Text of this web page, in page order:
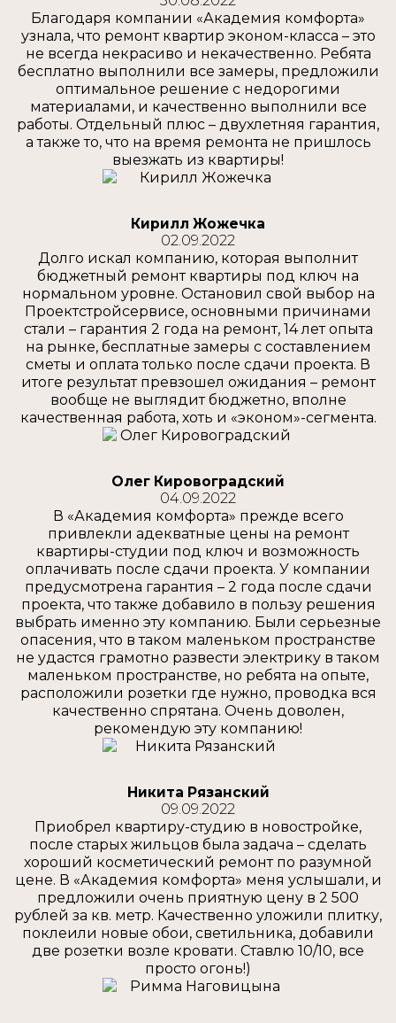
Благодаря компании «Академия комфорта»
узнала, что ремонт квартир эконом-класса – это
не всегда некрасиво и некачественно. Ребята
бесплатно выполнили все замеры, предложили
оптимальное решение с недорогими
материалами, и качественно выполнили все
работы. Отдельный плюс – двухлетняя гарантия,
а также то, что на время ремонта не пришлось
выезжать из квартиры!
Кирилл Жожечка
02.09.2022
Долго искал компанию, которая выполнит
бюджетный ремонт квартиры под ключ на
нормальном уровне. Остановил свой выбор на
Проектстройсервисе, основными причинами
стали – гарантия 2 года на ремонт, 14 лет опыта
на рынке, бесплатные замеры с составлением
сметы и оплата только после сдачи проекта. В
итоге результат превзошел ожидания – ремонт
вообще не выглядит бюджетно, вполне
качественная работа, хоть и «эконом»-сегмента.
Олег Кировоградский
04.09.2022
В «Академия комфорта» прежде всего
привлекли адекватные цены на ремонт
квартиры-студии под ключ и возможность
оплачивать после сдачи проекта. У компании
предусмотрена гарантия – 2 года после сдачи
проекта, что также добавило в пользу решения
выбрать именно эту компанию. Были серьезные
опасения, что в таком маленьком пространстве
не удастся грамотно развести электрику в таком
маленьком пространстве, но ребята на опыте,
расположили розетки где нужно, проводка вся
качественно спрятана. Очень доволен,
рекомендую эту компанию!
Никита Рязанский
09.09.2022
Приобрел квартиру-студию в новостройке,
после старых жильцов была задача – сделать
хороший косметический ремонт по разумной
цене. В «Академия комфорта» меня услышали, и
предложили очень приятную цену в 2 500
рублей за кв. метр. Качественно уложили плитку,
поклеили новые обои, светильника, добавили
две розетки возле кровати. Ставлю 10/10, все
просто огонь!)